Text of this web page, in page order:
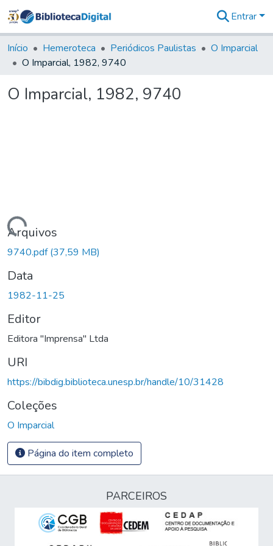
&
Coleções
Tudo na
Digital
Entrar
Início Hemeroteca Periódicos Paulistas
O Imparcial
O Imparcial, 1982, 9740
O Imparcial, 1982, 9740
Carregando...
Arquivos
9740.pdf(37,59 MB)
Data
1982-11-25
Editor
Editora "Imprensa" Ltda
URI
https://bibdig.biblioteca.unesp.br/handle/10/31428
Coleções
O Imparcial
Página do item completo
PARCEIROS